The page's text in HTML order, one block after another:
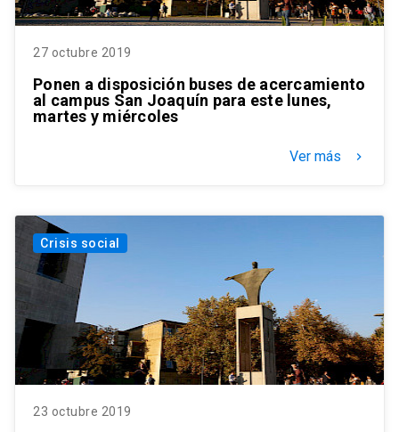
27 octubre 2019
Ponen a disposición buses de acercamiento
al campus San Joaquín para este lunes,
martes y miércoles
Ver más keyboard_arrow_right
Crisis social
23 octubre 2019